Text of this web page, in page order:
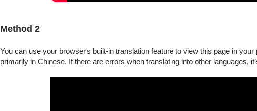
Method 2
You can use your browser's built-in translation feature to view this page in your
primarily in Chinese. If there are errors when translating into other languages,